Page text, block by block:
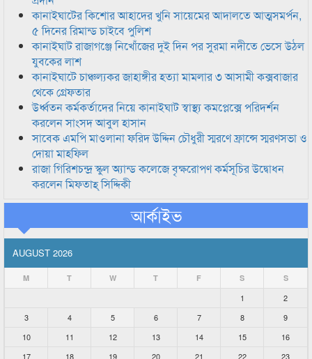
কানাইঘাটের কিশোর আহাদের খুনি সায়েমের আদালতে আত্মসমর্পন,
৫ দিনের রিমান্ড চাইবে পুলিশ
কানাইঘাট রাজাগঞ্জে নিখোঁজের দুই দিন পর সুরমা নদীতে ভেসে উঠল
যুবকের লাশ
কানাইঘাটে চাঞ্চল্যকর জাহাঙ্গীর হত্যা মামলার ৩ আসামী কক্সবাজার
থেকে গ্রেফতার
উর্ধ্বতন কর্মকর্তাদের নিয়ে কানাইঘাট স্বাস্থ্য কমপ্লেক্সে পরিদর্শন
করলেন সাংসদ আবুল হাসান
সাবেক এমপি মাওলানা ফরিদ উদ্দিন চৌধুরী স্মরণে ফ্রান্সে স্মরণসভা ও
দোয়া মাহফিল
রাজা গিরিশচন্দ্র স্কুল অ্যান্ড কলেজে বৃক্ষরোপণ কর্মসূচির উদ্বোধন
করলেন মিফতাহ্ সিদ্দিকী
আর্কাইভ
AUGUST 2026
M T W T F S S
1
2
3
4 5 6 7 8
9
10
11 12 13 14 15
16
17
18 19 20 21 22 23